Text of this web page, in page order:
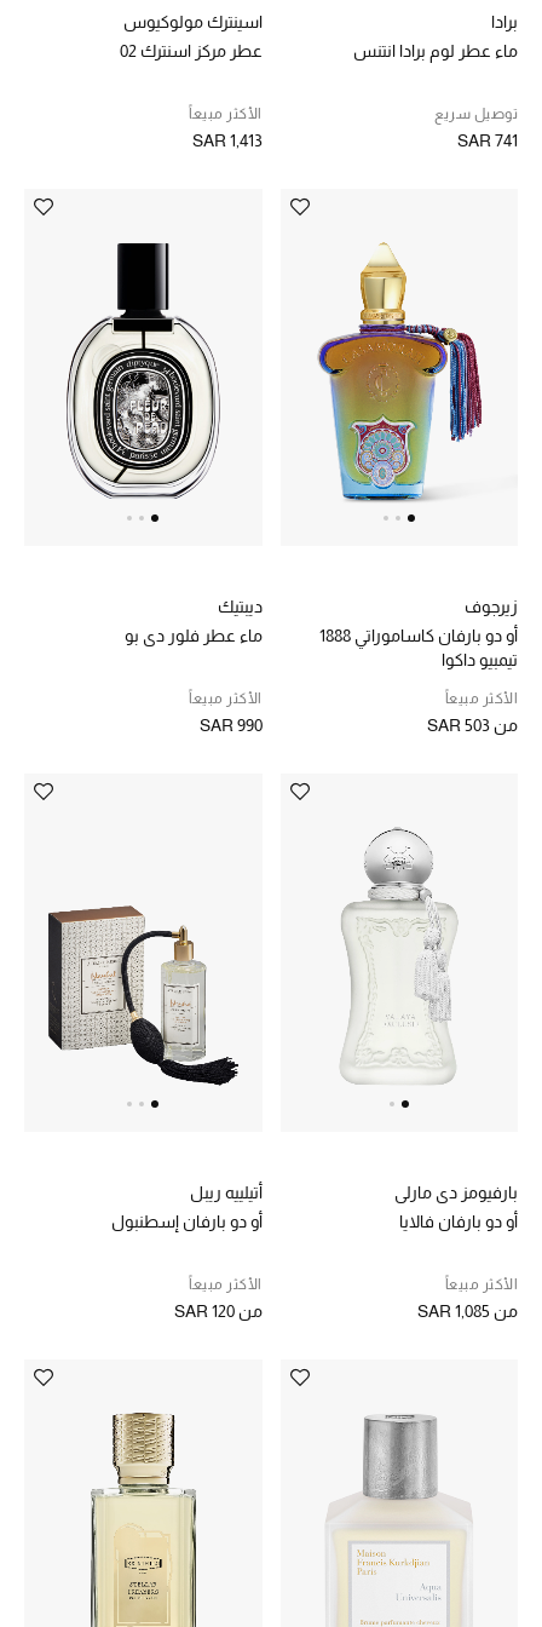
الهدايا
ما وصلنا حديثا
الديكورات والإكسسوارات
الشراشف
الحمام
الشموع والعطور المنزلية
مجوهرات فاخرة للنساء
مجوهرات عصرية للنساء
إكسسوارات للرجال
مجوهرات فاخرة للأطفال
هدايا مُعبرة
بطاقة الهدايا الإلكترونية
هدايا حسب المرسل إليه
هدايا حسب المناسبة
برادا
ماء عطر لوم برادا انتنس
توصيل سريع
SAR 741
اسينترك مولوكيوس
عطر مركز اسنترك 02
الأكثر مبيعاً
SAR 1,413
زيرجوف
أو دو بارفان كاساموراتي 1888
تيمبيو داكوا
الأكثر مبيعاً
منSAR 503
ديبتيك
ماء عطر فلور دي بو
الأكثر مبيعاً
SAR 990
بارفيومز دي مارلي
أو دو بارفان فالايا
الأكثر مبيعاً
من SAR 1,085
أتيلييه ريبل
أو دو بارفان إسطنبول
الأكثر مبيعاً
من SAR 120